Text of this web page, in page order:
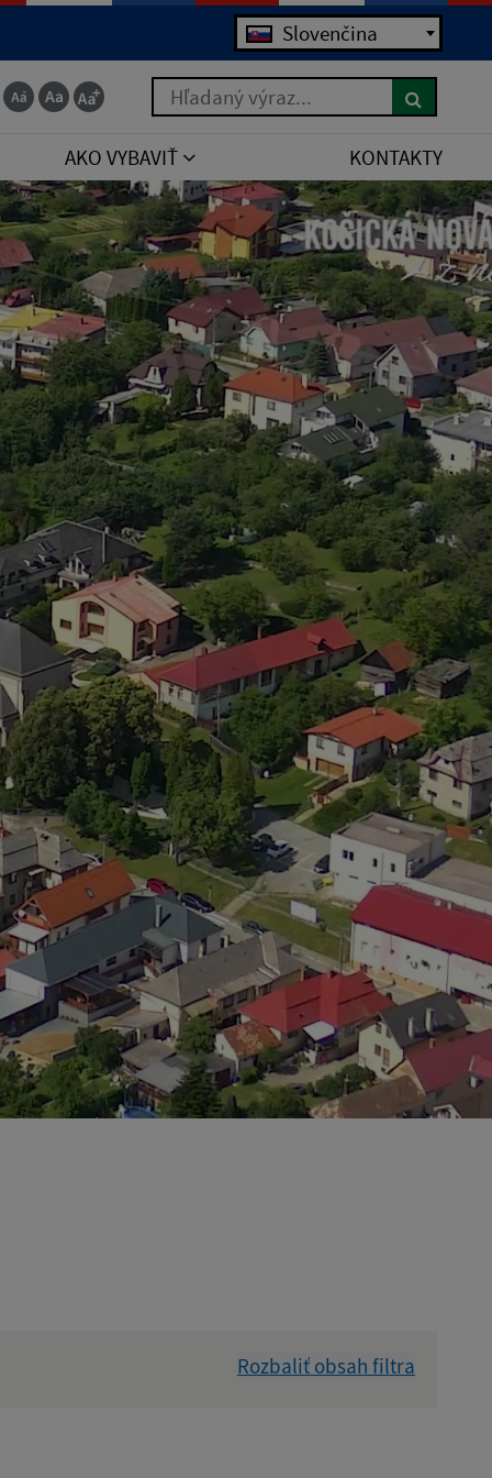
Slovenčina
Hľadaný výraz...
AKO VYBAVIŤ KONTAKTY
Rozbaliť obsah filtra